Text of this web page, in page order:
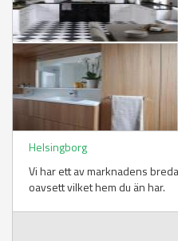
Helsingborg
Vi har ett av marknadens
oavsett vilket hem du än har.